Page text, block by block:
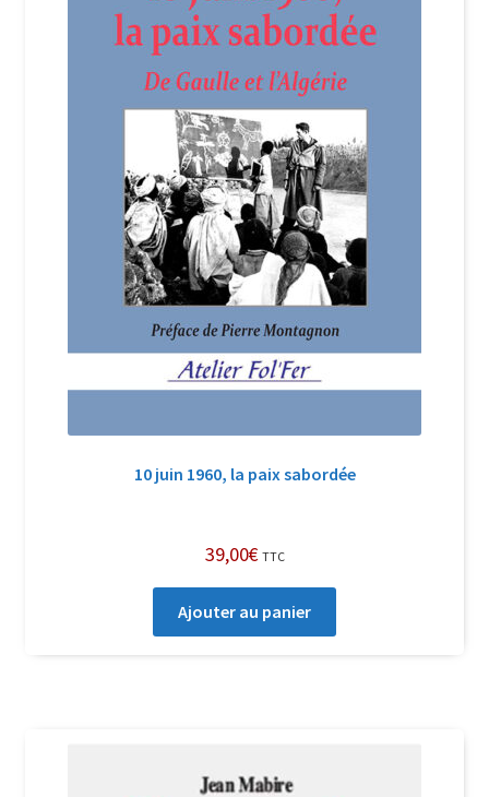
Login Customizer
Nous Contacter
Politique de confidentialité et cookies
Qui sommes-nous ?
Soutien à Philippe Randa
Suivi de la Commande
10 juin 1960, la paix sabordée
39,00€ TTC
Ajouter au panier